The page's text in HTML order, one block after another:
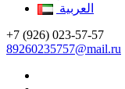
العربية
+7 (926) 023-57-57
89260235757@mail.ru